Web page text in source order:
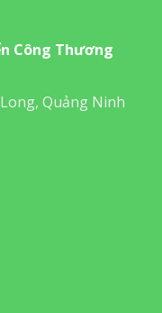
. Bookmark thepermalink